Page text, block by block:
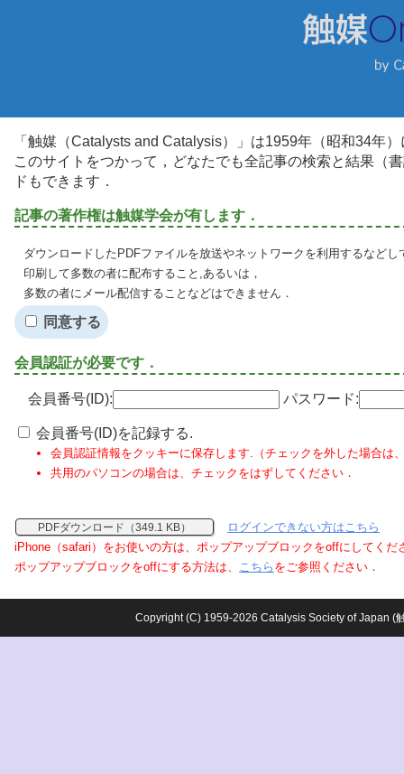
「触媒（Catalysts and Catalysis）」は1959年（昭和34年
このサイトをつかって，どなたでも全記事の検索と結果（
ドもできます．
記事の著作権は触媒学会が有します．
ダウンロードしたPDFファイルを放送やネットワークを利用するなど
印刷して多数の者に配布すること,あるいは，
多数の者にメール配信することなどはできません．
同意する
会員認証が必要です．
会員番号(ID): パスワード:
会員番号(ID)を記録する.
会員認証情報をクッキーに保存します.（チェックを外した場合は
共用のパソコンの場合は、チェックをはずしてください．
PDFダウンロード（349.1 KB）
ログインできない方はこちら
iPhone（safari）をお使いの方は、ポップアップブロックをoffにしてくだ
ポップアップブロックをoffにする方法は、 こちら をご参照ください．
Copyright (C) 1959-2026 Catalysis Society of Japan (